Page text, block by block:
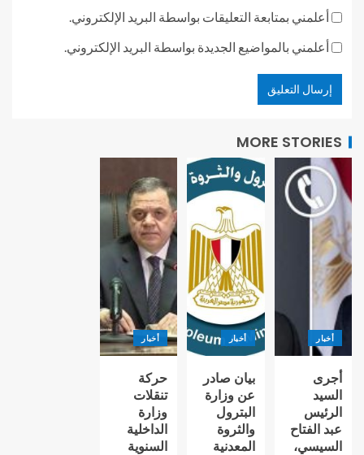
أعلمني بمتابعة التعليقات بواسطة البريد الإلكتروني.
أعلمني بالمواضيع الجديدة بواسطة البريد الإلكتروني.
MORE STORIES
أخبار
أجرى
السيد
الرئيس
عبد الفتاح
السيسي،
أخبار
بيان صادر
عن وزارة
البترول
والثروة
المعدنية
أخبار
حركة
تنقلات
وزارة
الداخلية
السنوية